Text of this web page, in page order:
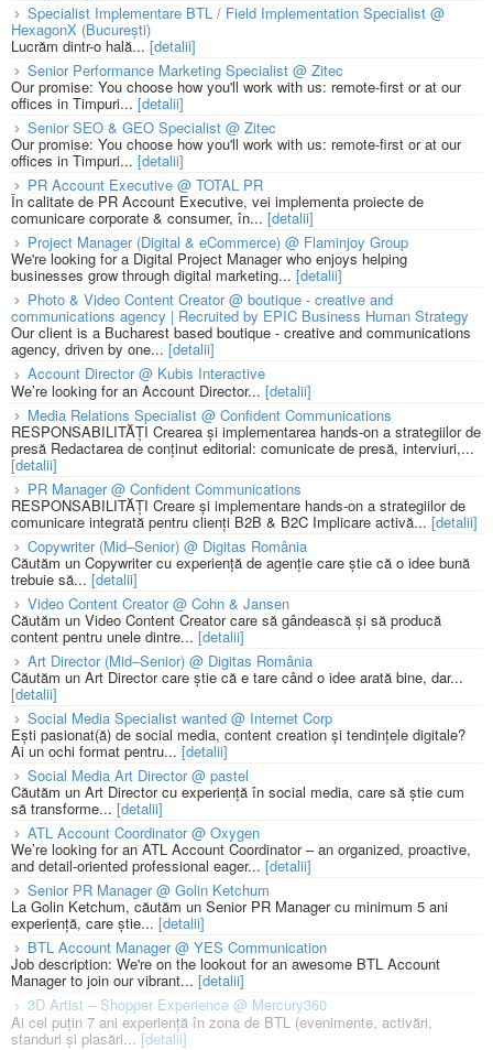
Specialist Implementare BTL / Field Implementation Specialist @
HexagonX (București)
Lucrăm dintr-o hală...[detalii]
Senior Performance Marketing Specialist @ Zitec
Our promise: You choose how you'll work with us: remote-first or at our
offices in Timpuri... [detalii]
Senior SEO & GEO Specialist @ Zitec
Our promise: You choose how you'll work with us: remote-first or at our
offices in Timpuri... [detalii]
PR Account Executive @ TOTAL PR
În calitate de PR Account Executive, vei implementa proiecte de
comunicare corporate & consumer, în... [detalii]
Project Manager (Digital & eCommerce) @ Flaminjoy Group
We're looking for a Digital Project Manager who enjoys helping
businesses grow through digital marketing... [detalii]
Photo & Video Content Creator @ boutique - creative and
communications agency | Recruited by EPIC Business Human Strategy
Our client is a Bucharest based boutique - creative and communications
agency, driven by one... [detalii]
Account Director @ Kubis Interactive
We’re looking for an Account Director... [detalii]
Media Relations Specialist @ Confident Communications
RESPONSABILITĂȚI Crearea și implementarea hands-on a strategiilor de
presă Redactarea de conținut editorial: comunicate de presă, interviuri,...
[detalii]
PR Manager @ Confident Communications
RESPONSABILITĂȚI Creare și implementare hands-on a strategiilor de
comunicare integrată pentru clienți B2B & B2C Implicare activă... [detalii]
Copywriter (Mid–Senior) @ Digitas România
Căutăm un Copywriter cu experiență de agenție care știe că o idee bună
trebuie să... [detalii]
Video Content Creator @ Cohn & Jansen
Căutăm un Video Content Creator care să gândească și să producă
content pentru unele dintre... [detalii]
Art Director (Mid–Senior) @ Digitas România
Căutăm un Art Director care știe că e tare când o idee arată bine, dar...
[detalii]
Social Media Specialist wanted @ Internet Corp
Ești pasionat(ă) de social media, content creation și tendințele digitale?
Ai un ochi format pentru... [detalii]
Social Media Art Director @ pastel
Căutăm un Art Director cu experiență în social media, care să știe cum
să transforme... [detalii]
ATL Account Coordinator @ Oxygen
We’re looking for an ATL Account Coordinator – an organized, proactive,
and detail-oriented professional eager... [detalii]
Senior PR Manager @ Golin Ketchum
La Golin Ketchum, căutăm un Senior PR Manager cu minimum 5 ani
experiență, care știe... [detalii]
BTL Account Manager @ YES Communication
Job description: We're on the lookout for an awesome BTL Account
Manager to join our vibrant... [detalii]
3D Artist – Shopper Experience @ Mercury360
Ai cel puțin 7 ani experiență în zona de BTL (evenimente, activări,
standuri și plasări...[detalii]